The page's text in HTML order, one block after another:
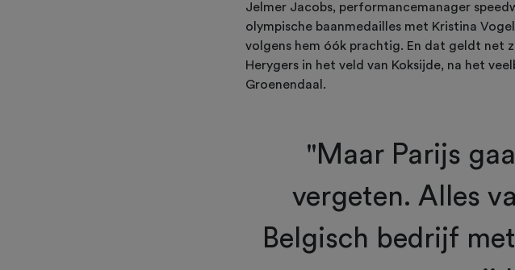
Jelmer Jacobs, performancemanager
olympische baanmedailles met Kristina
volgens hem óók prachtig. En dat geldt net
Herygers in het veld van Koksijde, na het
Groenendaal.
"Maar Parijs
vergeten. Alles
Belgisch bedrijf